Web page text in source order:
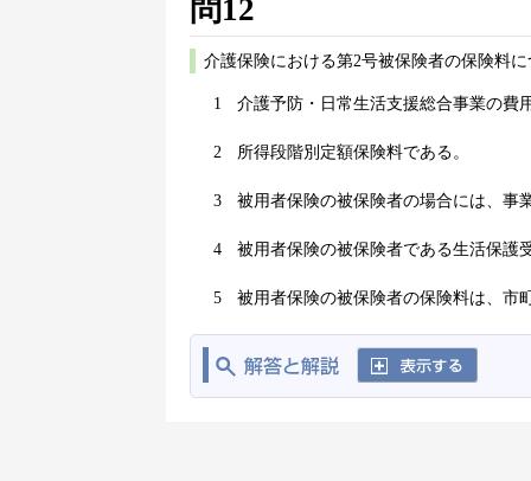
問12
介護保険における第2号被保険者の保険料
1 介護予防・日常生活支援総合事業の費
2 所得段階別定額保険料である。
3 被用者保険の被保険者の場合には、事
4 被用者保険の被保険者である生活保護
5 被用者保険の被保険者の保険料は、市